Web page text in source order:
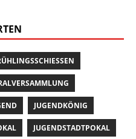
JUGENDKÖNIG
JUGENDSTADTPOKAL